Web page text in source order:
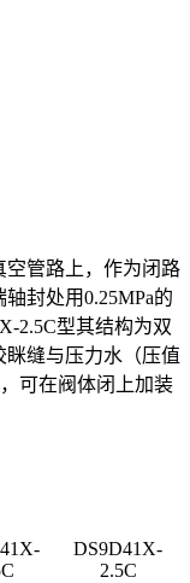
空管路上，作为闭路
封处用0.25MPa的
2.5C型其结构为双
缝与压力水（压值
可在阀体闭上加装
DS9D41X-
2.5C